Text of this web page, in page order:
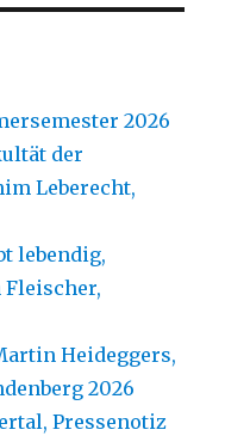
2026
der
Leberecht,
lebendig,
Heideggers,
2026
Pressenotiz